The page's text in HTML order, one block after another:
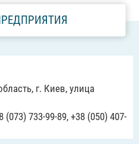
г. Киев, улица
(073) 733-99-89, +38 (050) 407-